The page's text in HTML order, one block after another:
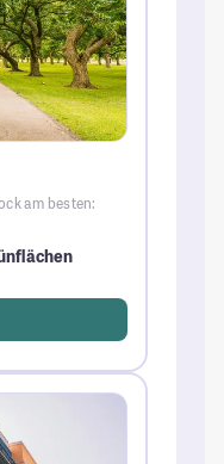
am besten: